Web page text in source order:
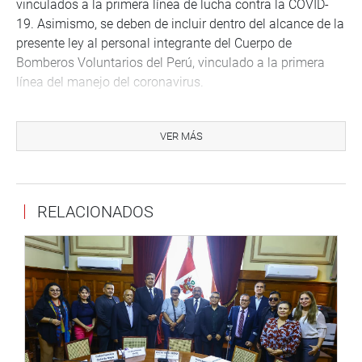
vinculados a la primera línea de lucha contra la COVID-
19. Asimismo, se deben de incluir dentro del alcance de la
presente ley al personal integrante del Cuerpo de
Bomberos Voluntarios del Perú, vinculado a la primera
línea del manejo del coronavirus.
establecimientos de salud del sector público brindan
atención especializada a los servidores públicos,
correspondientes presentan un plan para la atención
prevención con los equipos de seguridad, equipamiento,
medicinas, bienes y servicios adecuados en forma
inmediata.
De igual manera, los servidores públicos comprendidos
en el marco de la presente ley podrán acceder a los
VER MÁS
RELACIONADOS